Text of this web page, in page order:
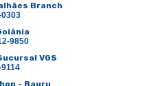
Branch
9850
VGS
- Bauru